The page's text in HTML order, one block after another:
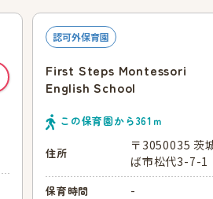
認可外保育園
First Steps Montessori
English School
この保育園から361 ｍ
住所
〒3050035 茨
ば市松代3-7-1
保育時間 -